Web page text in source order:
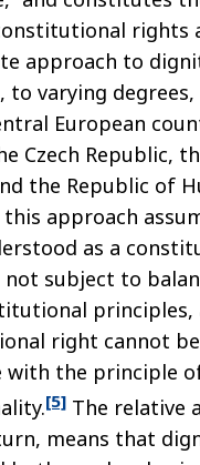
rights
approach to
to varying degrees,
European
Czech Republic,
the Republic of
this approach
as a
subject to
principles,
right cannot
with the principle
[5] The relative
means that